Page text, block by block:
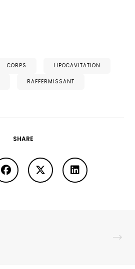
CORPS LIPOCAVITATION
RAFFERMISSANT
SHARE